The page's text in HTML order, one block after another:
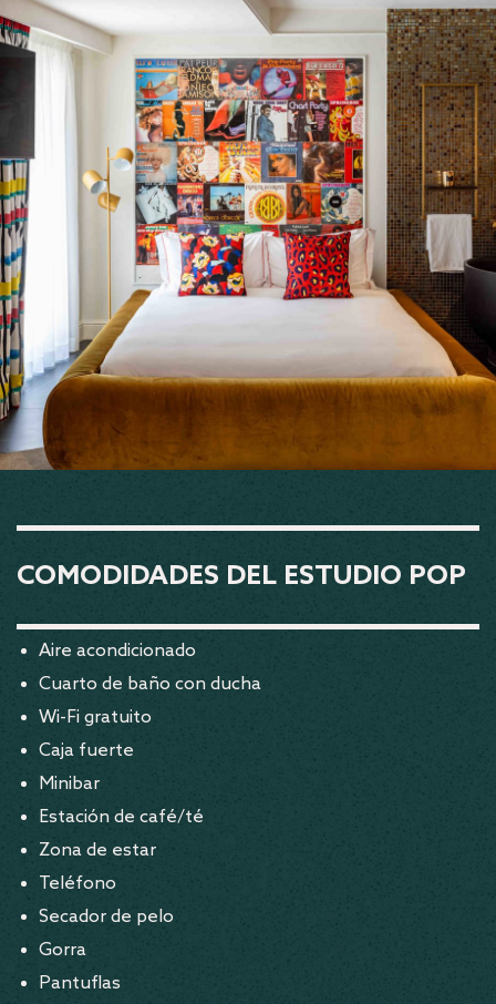
COMODIDADES DEL ESTUDIO POP
Aire acondicionado
Cuarto de baño con ducha
Wi-Fi gratuito
Caja fuerte
Minibar
Estación de café/té
Zona de estar
Teléfono
Secador de pelo
Gorra
Pantuflas